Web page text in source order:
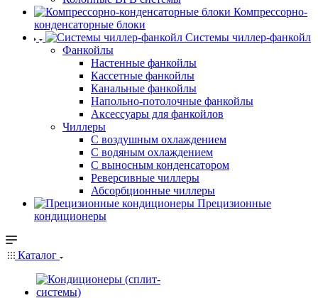
Компрессорно-
конденсаторные блоки
Системы чиллер-фанкойл
Фанкойлы
Настенные фанкойлы
Кассетные фанкойлы
Канальные фанкойлы
Напольно-потолочные фанкойлы
Аксессуары для фанкойлов
Чиллеры
С воздушным охлаждением
С водяным охлаждением
С выносным конденсатором
Реверсивные чиллеры
Абсорбционные чиллеры
Прецизионные
кондиционеры
Каталог